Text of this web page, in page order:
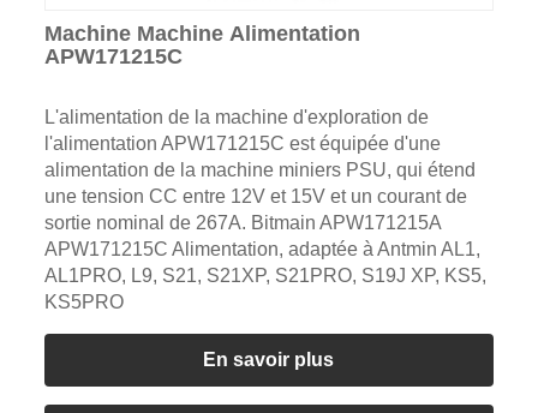
Machine Machine Alimentation
APW171215C
L'alimentation de la machine d'exploration de
l'alimentation APW171215C est équipée d'une
alimentation de la machine miniers PSU, qui étend
une tension CC entre 12V et 15V et un courant de
sortie nominal de 267A. Bitmain APW171215A
APW171215C Alimentation, adaptée à Antmin AL1,
AL1PRO, L9, S21, S21XP, S21PRO, S19J XP, KS5,
KS5PRO
En savoir plus